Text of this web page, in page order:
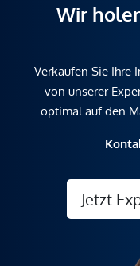
Wir
Verkaufen Sie Ihre
von unserer
optimal auf den
Jetzt